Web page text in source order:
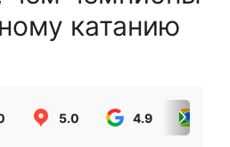
катанию
5.0 4.9